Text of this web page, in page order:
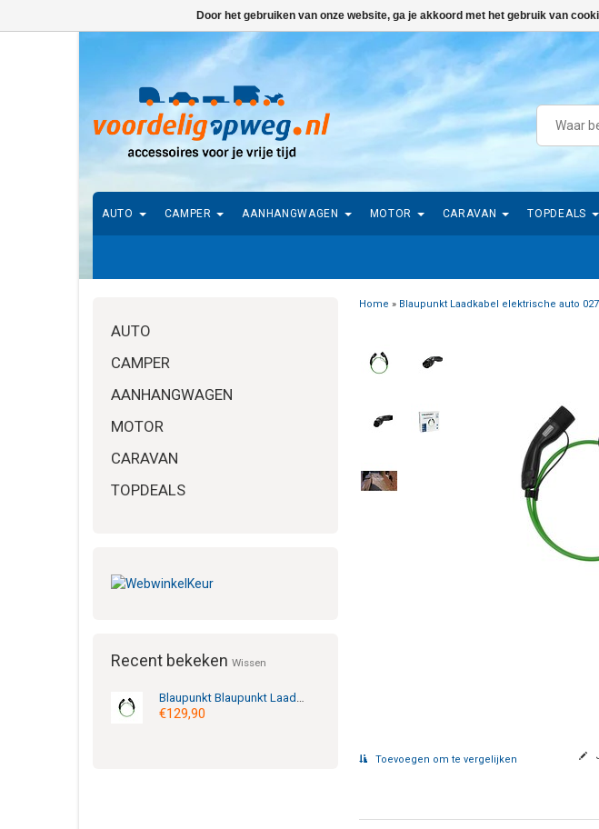
AUTO CAMPER AANHANGWAGEN MOTOR CARAVAN TOPDEALS
AUTO
CAMPER
AANHANGWAGEN
MOTOR
CARAVAN
TOPDEALS
Recent bekeken Wissen
Blaupunkt Blaupunkt Laadkabel 0270008 = Type 2 - 16A - 1 fase - 2m
€129,90
Home » Blaupunkt Laadkabel elektrische auto
Toevoegen om te vergelijken
Door het gebruiken van onze website, ga je akkoord met het gebruik van